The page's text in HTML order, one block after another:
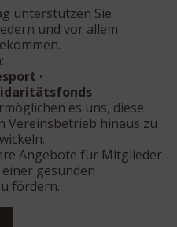
unterstützen Sie
und vor allem
·
es uns, diese
Vereinsbetrieb hinaus zu
Angebote für Mitglieder
gesunden
fördern.